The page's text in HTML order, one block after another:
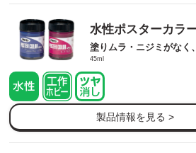
水性ポスターカラ
塗りムラ・ニジミがなく
45ml
製品情報を見る >